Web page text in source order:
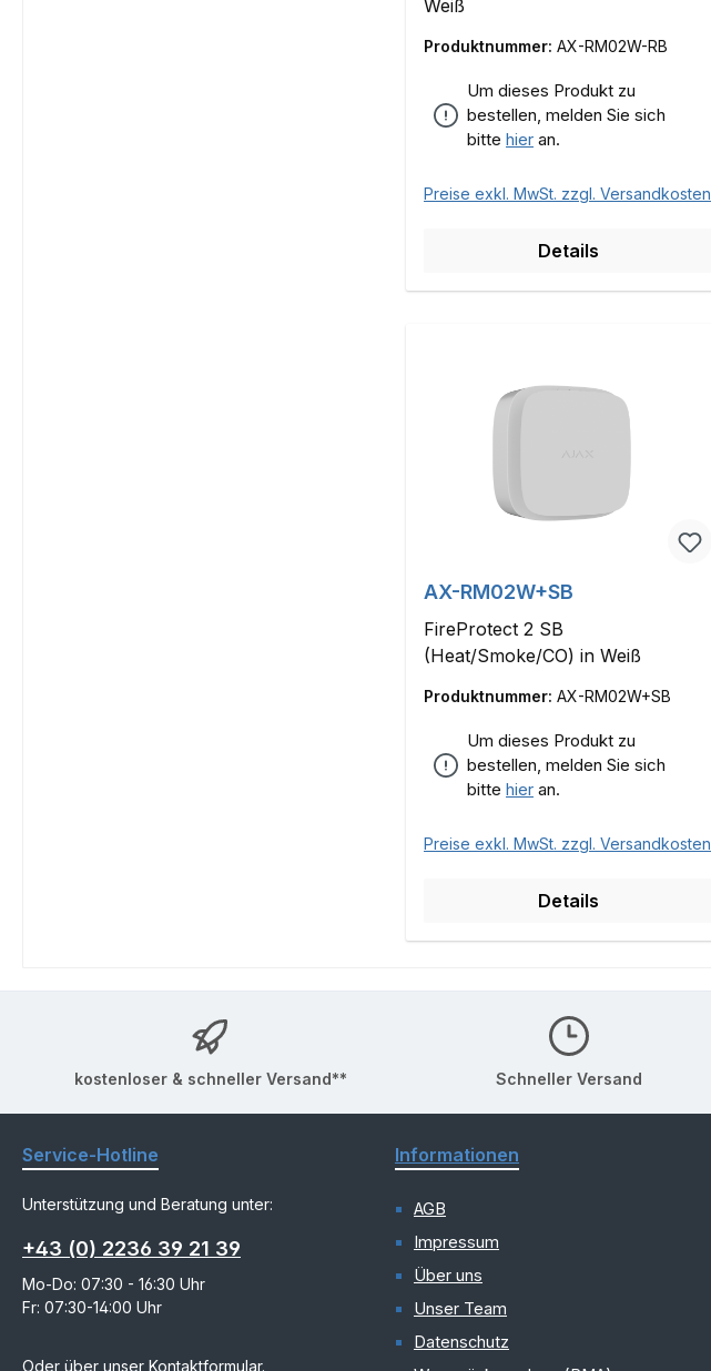
Weiß
Produktnummer: AX-RM02W-RB
Um dieses Produkt zu
bestellen, melden Sie sich
bitte hier an.
Preise exkl. MwSt. zzgl. Versandkosten
Details
AX-RM02W+SB
FireProtect 2 SB
(Heat/Smoke/CO) in Weiß
Produktnummer: AX-RM02W+SB
Um dieses Produkt zu
bestellen, melden Sie sich
bitte hier an.
Preise exkl. MwSt. zzgl. Versandkosten
Details
kostenloser & schneller Versand** Schneller Versand
Service-Hotline
Unterstützung und Beratung unter:
+43 (0) 2236 39 21 39
Mo-Do: 07:30 - 16:30 Uhr
Fr: 07:30-14:00 Uhr
Oder über unser Kontaktformular.
Informationen
AGB
Impressum
Über uns
Unser Team
Datenschutz